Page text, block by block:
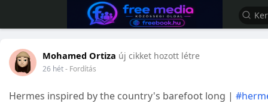
Mohamed Ortiza új cikket hozott létre
26 hét- Fordítás
Hermes inspired by the country's barefoot long |